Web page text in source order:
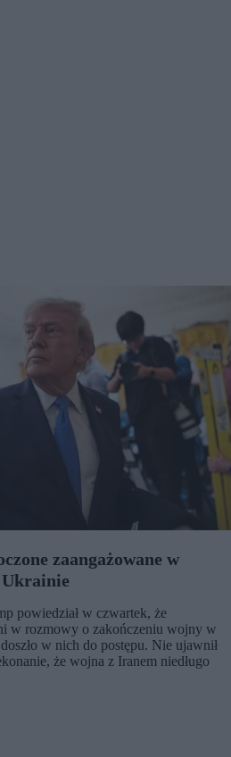
zaangażowane w
powiedział w czwartek, że
w rozmowy o zakończeniu wojny w
w nich do postępu. Nie ujawnił
że wojna z Iranem niedługo